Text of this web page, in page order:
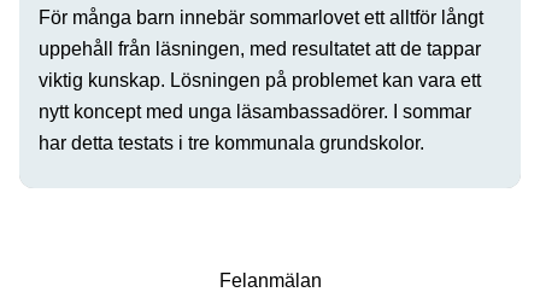
För många barn innebär sommarlovet ett alltför långt
uppehåll från läsningen, med resultatet att de tappar
viktig kunskap. Lösningen på problemet kan vara ett
nytt koncept med unga läsambassadörer. I sommar
har detta testats i tre kommunala grundskolor.
Fel­anmälan